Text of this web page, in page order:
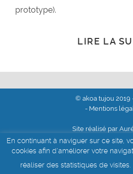
prototype).
LIRE LA
© akoa tujou 2019
- Mentions
Site réalisé par
En continuant à naviguer sur ce site,
cookies afin d'améliorer votre
réaliser des statistiques de visites.